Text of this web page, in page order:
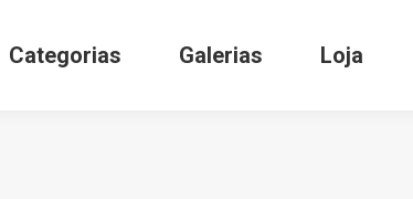
Categorias Galerias Loja